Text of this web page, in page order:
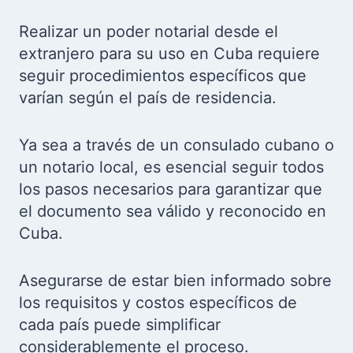
Realizar un poder notarial desde el
extranjero para su uso en Cuba requiere
seguir procedimientos específicos que
varían según el país de residencia.
Ya sea a través de un consulado cubano o
un notario local, es esencial seguir todos
los pasos necesarios para garantizar que
el documento sea válido y reconocido en
Cuba.
Asegurarse de estar bien informado sobre
los requisitos y costos específicos de
cada país puede simplificar
considerablemente el proceso.